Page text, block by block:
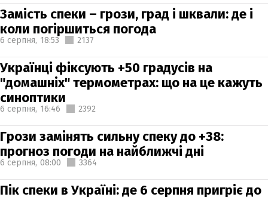
Замість спеки – грози, град і шквали: де і
коли погіршиться погода
6 серпня, 18:53 2137
Українці фіксують +50 градусів на
"домашніх" термометрах: що на це кажуть
синоптики
6 серпня, 16:46 2392
Грози замінять сильну спеку до +38:
прогноз погоди на найближчі дні
6 серпня, 08:00 3364
Пік спеки в Україні: де 6 серпня пригріє до